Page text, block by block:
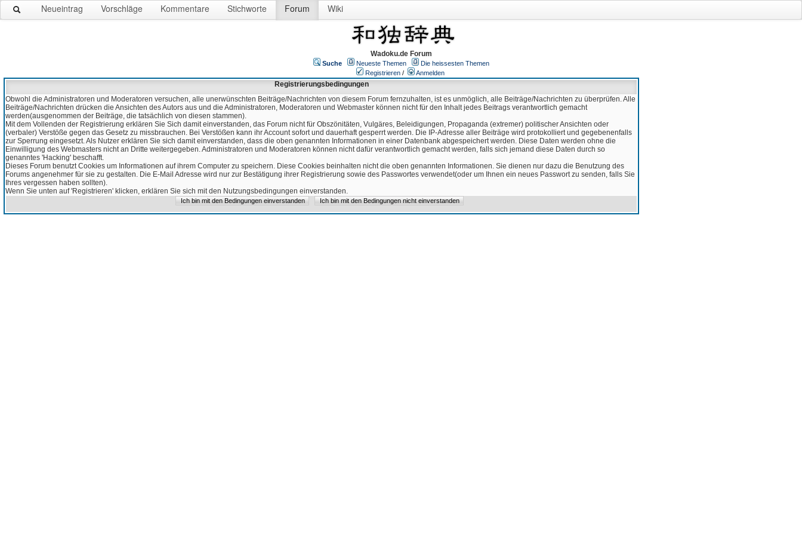
Neueintrag Vorschläge Kommentare Stichworte Forum Wiki
Wadoku.de Forum
Suche Neueste Themen
Die heissesten Themen
Registrieren / Anmelden
Registrierungsbedingungen
Obwohl die Administratoren und Moderatoren versuchen, alle unerwünschten Beiträge/Nachrichten von diesem Forum fernzuhalten, ist es unmöglich, alle Beiträge/Nachrichten zu überprüfen. Alle
Beiträge/Nachrichten drücken die Ansichten des Autors aus und die Administratoren, Moderatoren und Webmaster können nicht für den Inhalt jedes Beitrags verantwortlich gemacht
werden(ausgenommen der Beiträge, die tatsächlich von diesen stammen).
Mit dem Vollenden der Registrierung erklären Sie Sich damit einverstanden, das Forum nicht für Obszönitäten, Vulgäres, Beleidigungen, Propaganda (extremer) politischer Ansichten oder
(verbaler) Verstöße gegen das Gesetz zu missbrauchen. Bei Verstößen kann ihr Account sofort und dauerhaft gesperrt werden. Die IP-Adresse aller Beiträge wird protokolliert und gegebenenfalls
zur Sperrung eingesetzt. Als Nutzer erklären Sie sich damit einverstanden, dass die oben genannten Informationen in einer Datenbank abgespeichert werden. Diese Daten werden ohne die
Einwilligung des Webmasters nicht an Dritte weitergegeben. Administratoren und Moderatoren können nicht dafür verantwortlich gemacht werden, falls sich jemand diese Daten durch so
genanntes 'Hacking' beschafft.
Dieses Forum benutzt Cookies um Informationen auf ihrem Computer zu speichern. Diese Cookies beinhalten nicht die oben genannten Informationen. Sie dienen nur dazu die Benutzung des
Forums angenehmer für sie zu gestalten. Die E-Mail Adresse wird nur zur Bestätigung ihrer Registrierung sowie des Passwortes verwendet(oder um Ihnen ein neues Passwort zu senden, falls Sie
Ihres vergessen haben sollten).
Wenn Sie unten auf 'Registrieren' klicken, erklären Sie sich mit den Nutzungsbedingungen einverstanden.